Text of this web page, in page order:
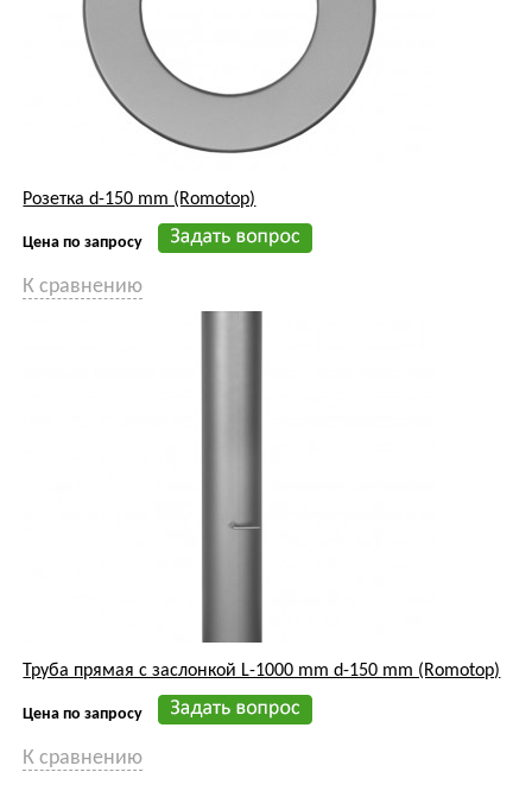
Розетка d-150 mm (Romotop)
Цена по запросу
К сравнению
Труба прямая с заслонкой L-1000 mm d-150 mm (Romotop)
Цена по запросу
К сравнению